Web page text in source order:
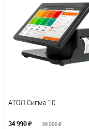
АТОЛ Сигма 10
34 990 ₽ 36 000 ₽